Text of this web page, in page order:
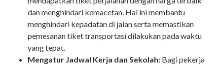
dan menghindari kemacetan. Hal ini membantu
menghindari kepadatan di jalan serta memastikan
pemesanan tiket transportasi dilakukan pada waktu
yang tepat.
Mengatur Jadwal Kerja dan Sekolah: Bagi pekerja